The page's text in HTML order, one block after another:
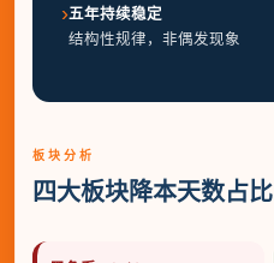
›五年持续稳定
结构性规律，非偶发现象
板块分析
四大板块降本天数占比